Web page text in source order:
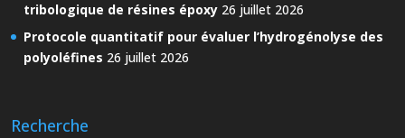
tribologique de résines époxy 26 juillet 2026
Protocole quantitatif pour évaluer l’hydrogénolyse des
polyoléfines 26 juillet 2026
Recherche